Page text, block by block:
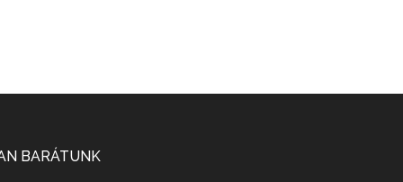
Új sorozatunkban a nagy magyarországi szakácsgeneráció tagjairól beszélgetünk: a sorozat első részében a francia születésű, de a magyar konyhára nagy hatást gyakorló Id. Marchal József, és egyik leghíresebb tanítványa, Dobos C. József az alanyaink.
Apr 17, 2026 • 00:35:38
BARÁTUNK